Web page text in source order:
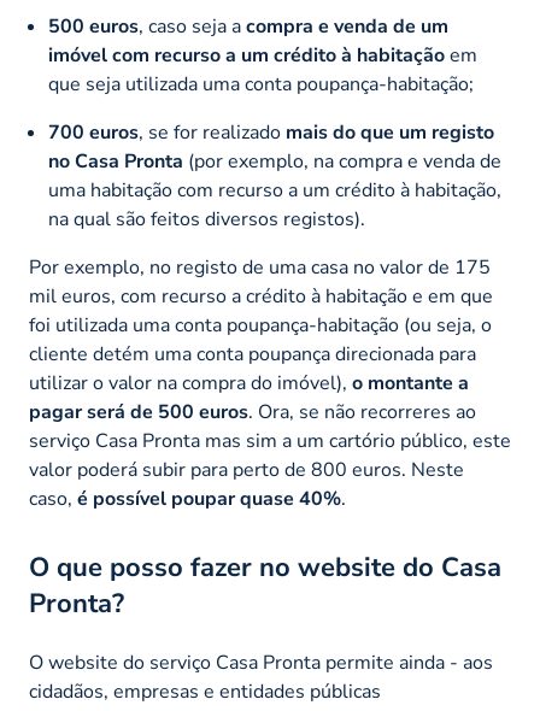
500 euros, caso seja acompra e venda de um
imóvel com recurso a um crédito à habitaçãoem
que seja utilizada uma conta poupança-habitação;
700 euros, se for realizado mais do que um registo
no Casa Pronta (por exemplo, na compra e venda de
uma habitação com recurso a um crédito à habitação,
na qual são feitos diversos registos).
Por exemplo, no registo de uma casa no valor de 175
mil euros, com recurso a crédito à habitação e em que
foi utilizada uma conta poupança-habitação (ou seja, o
cliente detém uma conta poupança direcionada para
utilizar o valor na compra do imóvel), o montante a
pagar será de 500 euros. Ora, se não recorreres ao
serviço Casa Pronta mas sim a um cartório público, este
valor poderá subir para perto de 800 euros. Neste
caso, é possível poupar quase 40%.
O que posso fazer no website do Casa
Pronta?
O website do serviço Casa Pronta permite ainda - aos
cidadãos, empresas e entidades públicas